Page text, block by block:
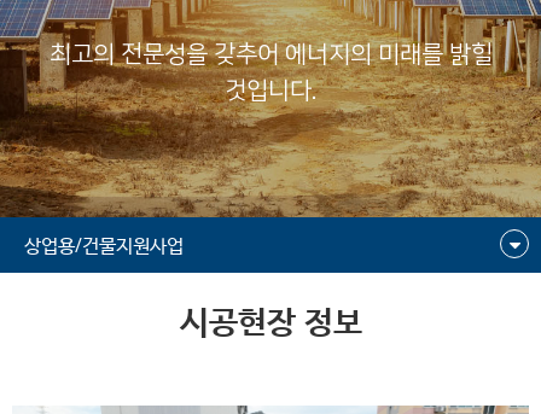
최고의 전문성을 갖추어 에너지의 미래를 밝힐
것입니다.
상업용/건물지원사업
시공현장 정보